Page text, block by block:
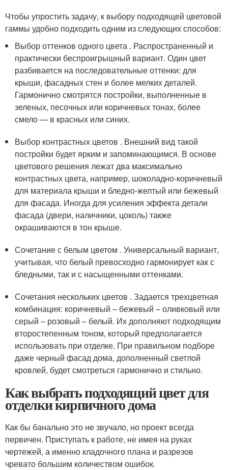
Чтобы упростить задачу, к выбору подходящей цветовой
гаммы удобно подходить одним из следующих способов:
Выбор оттенков одного цвета . Распространенный и
практически беспроигрышный вариант. Один цвет
разбивается на последовательные оттенки: для
крыши, фасадных стен и более мелких деталей.
Гармонично смотрятся постройки, выполненные в
зеленых, песочных или коричневых тонах, более
смело — в красных или синих.
Выбор контрастных цветов . Внешний вид такой
постройки будет ярким и запоминающимся. В основе
цветового решения лежат два максимально
контрастных цвета, например, шоколадно-коричневый
для материала крыши и бледно-желтый или бежевый
для фасада. Иногда для усиления эффекта детали
фасада (двери, наличники, цоколь) также
окрашиваются в тон крыше.
Сочетание с белым цветом . Универсальный вариант,
учитывая, что белый превосходно гармонирует как с
бледными, так и с насыщенными оттенками.
Сочетания нескольких цветов . Задается трехцветная
комбинация: коричневый – бежевый – оливковый или
серый – розовый – белый. Их дополняют подходящим
второстепенным тоном, который предполагается
использовать при отделке. При правильном подборе
даже черный фасад дома, дополненный светлой
кровлей, будет смотреться гармонично и стильно.
Как выбрать подходящий цвет для
отделки кирпичного дома
Как бы банально это не звучало, но проект всегда
первичен. Приступать к работе, не имея на руках
чертежей, а именно кладочного плана и разрезов
чревато большим количеством ошибок.